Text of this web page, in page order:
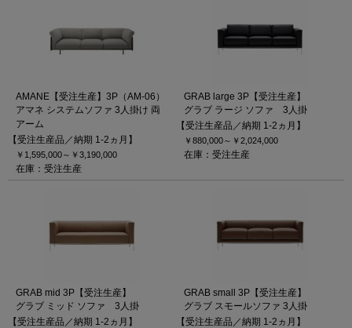
AMANE【受注生産】3P（AM-06）
アマネ システムソファ 3人掛け 両
アーム
【受注生産品／納期 1-2ヵ月】
￥1,595,000～ ￥3,190,000
在庫：受注生産
GRAB large 3P【受注生産】
グラブ ラージ ソファ 3人掛
【受注生産品／納期 1-2ヵ月】
￥880,000～ ￥2,024,000
在庫：受注生産
GRAB mid 3P【受注生産】
グラブ ミッド ソファ 3人掛
【受注生産品／納期 1-2ヵ月】
GRAB small 3P【受注生産】
グラブ スモールソファ 3人掛
【受注生産品／納期 1-2ヵ月】